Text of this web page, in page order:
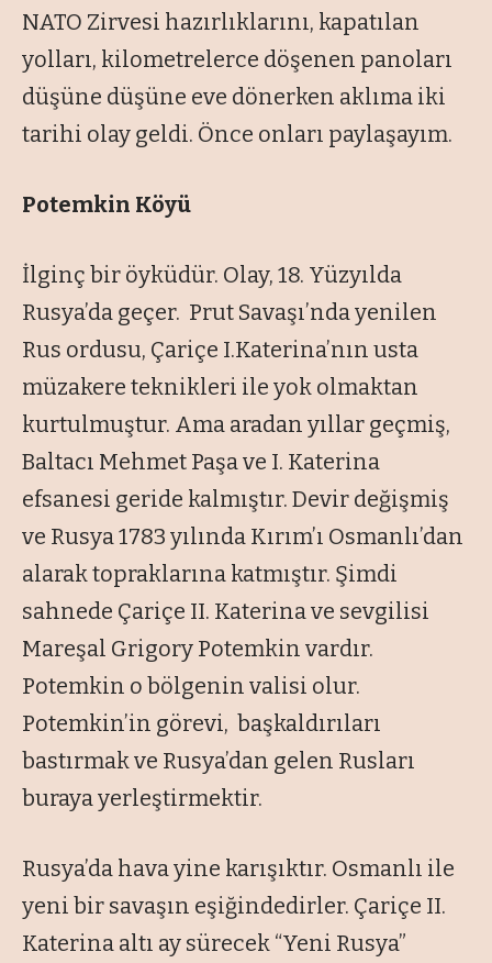
NATO Zirvesi hazırlıklarını, kapatılan
yolları, kilometrelerce döşenen panoları
düşüne düşüne eve dönerken aklıma iki
tarihi olay geldi. Önce onları paylaşayım.
Potemkin Köyü
İlginç bir öyküdür. Olay, 18. Yüzyılda
Rusya’da geçer. Prut Savaşı’nda yenilen
Rus ordusu, Çariçe I.Katerina’nın usta
müzakere teknikleri ile yok olmaktan
kurtulmuştur. Ama aradan yıllar geçmiş,
Baltacı Mehmet Paşa ve I. Katerina
efsanesi geride kalmıştır. Devir değişmiş
ve Rusya 1783 yılında Kırım’ı Osmanlı’dan
alarak topraklarına katmıştır. Şimdi
sahnede Çariçe II. Katerina ve sevgilisi
Mareşal Grigory Potemkin vardır.
Potemkin o bölgenin valisi olur.
Potemkin’in görevi, başkaldırıları
bastırmak ve Rusya’dan gelen Rusları
buraya yerleştirmektir.
Rusya’da hava yine karışıktır. Osmanlı ile
yeni bir savaşın eşiğindedirler. Çariçe II.
Katerina altı ay sürecek “Yeni Rusya”